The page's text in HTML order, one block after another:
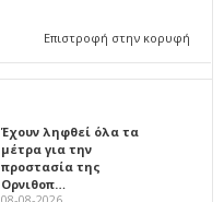
Επιστροφή στην κορυφή
Έχουν ληφθεί όλα τα
μέτρα για την
προστασία της
Ορνιθοπ…